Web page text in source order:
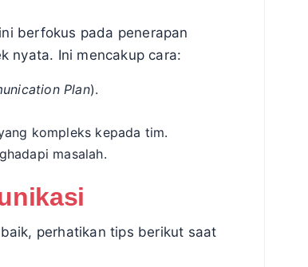
berfokus pada penerapan
nyata. Ini mencakup cara:
Plan).
kompleks kepada tim.
masalah.
perhatikan tips berikut saat